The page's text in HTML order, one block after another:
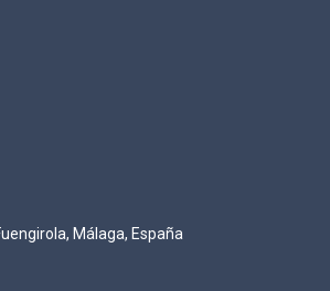
Málaga, España